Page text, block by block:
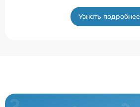
Узнать подробнее